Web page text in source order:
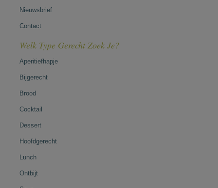
Nieuwsbrief
Contact
Welk Type Gerecht Zoek Je?
Aperitiefhapje
Bijgerecht
Brood
Cocktail
Dessert
Hoofdgerecht
Lunch
Ontbijt